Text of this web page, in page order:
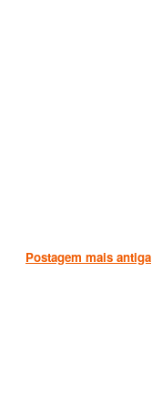
Postagem mais antiga